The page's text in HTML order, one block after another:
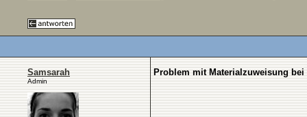
Samsarah
Admin
Problem mit Materialzuweisung bei